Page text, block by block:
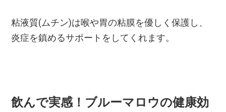
粘液質(ムチン)は喉や胃の粘膜を優しく保護し、
炎症を鎮めるサポートをしてくれます。
飲んで実感！ブルーマロウの健康効